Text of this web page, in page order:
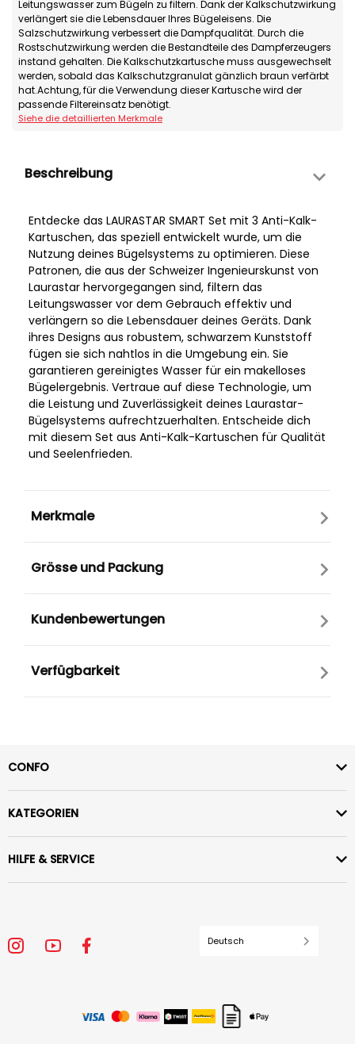
Leitungswasser zum Bügeln zu filtern. Dank der Kalkschutzwirkung
verlängert sie die Lebensdauer Ihres Bügeleisens. Die
Salzschutzwirkung verbessert die Dampfqualität. Durch die
Rostschutzwirkung werden die Bestandteile des Dampferzeugers
instand gehalten. Die Kalkschutzkartusche muss ausgewechselt
werden, sobald das Kalkschutzgranulat gänzlich braun verfärbt
hat.Achtung, für die Verwendung dieser Kartusche wird der
passende Filtereinsatz benötigt.
Siehe die detaillierten Merkmale
Beschreibung
Entdecke das LAURASTAR SMART Set mit 3 Anti-Kalk-
Kartuschen, das speziell entwickelt wurde, um die
Nutzung deines Bügelsystems zu optimieren. Diese
Patronen, die aus der Schweizer Ingenieurskunst von
Laurastar hervorgegangen sind, filtern das
Leitungswasser vor dem Gebrauch effektiv und
verlängern so die Lebensdauer deines Geräts. Dank
ihres Designs aus robustem, schwarzem Kunststoff
fügen sie sich nahtlos in die Umgebung ein. Sie
garantieren gereinigtes Wasser für ein makelloses
Bügelergebnis. Vertraue auf diese Technologie, um
die Leistung und Zuverlässigkeit deines Laurastar-
Bügelsystems aufrechtzuerhalten. Entscheide dich
mit diesem Set aus Anti-Kalk-Kartuschen für Qualität
und Seelenfrieden.
Merkmale
Grösse und Packung
Kundenbewertungen
Verfügbarkeit
CONFO
KATEGORIEN
HILFE & SERVICE
Deutsch